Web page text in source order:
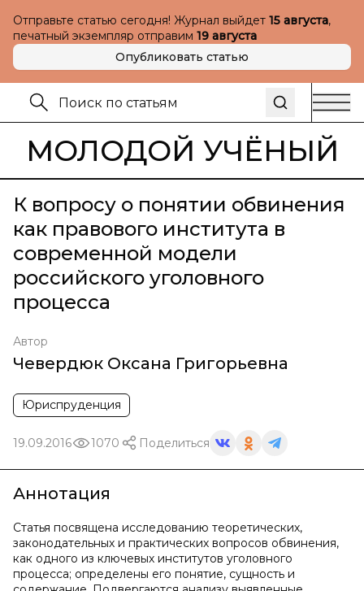
Отправьте статью сегодня! Журнал выйдет 15 августа,
печатный экземпляр отправим 19 августа
Опубликовать статью
МОЛОДОЙ УЧЁНЫЙ
К вопросу о понятии обвинения
как правового института в
современной модели
российского уголовного
процесса
Автор
Чевердюк Оксана Григорьевна
Юриспруденция
19.09.2016 1070 Поделиться
Аннотация
Статья посвящена исследованию теоретических,
законодательных и практических вопросов обвинения,
как одного из ключевых институтов уголовного
процесса; определены его понятие, сущность и